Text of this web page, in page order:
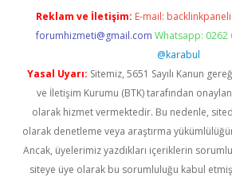
Reklam ve İletişim: E-mail:
forumhizmeti@gmail.com Whatsapp: 0262
@karabul
Yasal Uyarı: Sitemiz, 5651 Sayılı Kanun
ve İletişim Kurumu (BTK) tarafından
olarak hizmet vermektedir. Bu nedenle,
olarak denetleme veya araştırma
Ancak, üyelerimiz yazdıkları içeriklerin
siteye üye olarak bu sorumluluğu kabul